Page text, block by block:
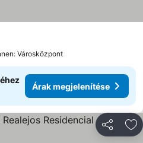
Városközpont
Árak megjelenítése